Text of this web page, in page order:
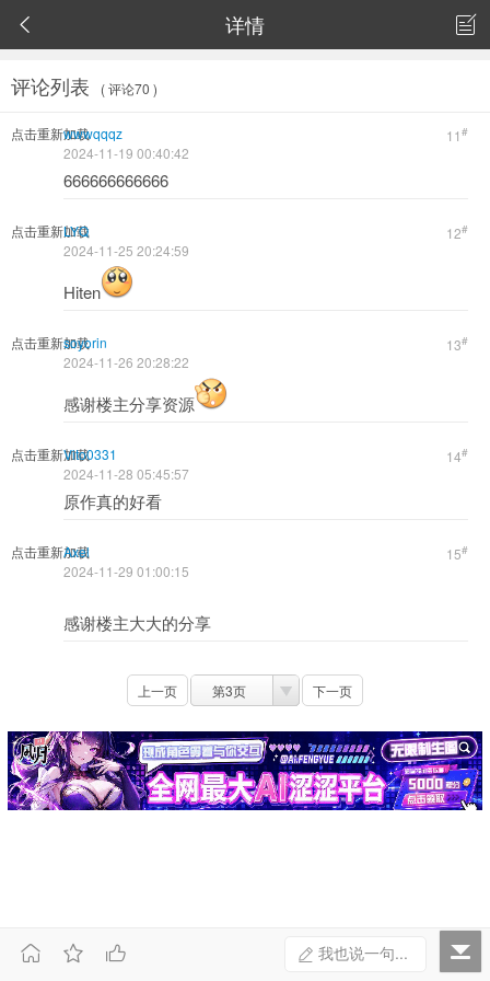
 详情 
评论列表 ( 评论70 )
点击重新加载 11 #
wwwqqqz
2024-11-19 00:40:42
666666666666
点击重新加载 12#
LYQ
2024-11-25 20:24:59
Hiten
点击重新加载 13#
soyorin
2024-11-26 20:28:22
感谢楼主分享资源
点击重新加载 14#
Vito0331
2024-11-28 05:45:57
原作真的好看
点击重新加载 15#
Axel
2024-11-29 01:00:15
感谢楼主大大的分享
上一页 第3页 下一页
我也说一句...
  